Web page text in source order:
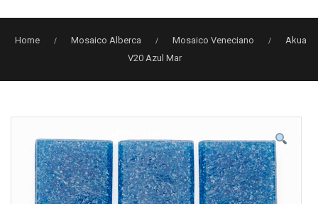
Home / Mosaico Alberca / Mosaico Veneciano /
Akua
V20 Azul Mar